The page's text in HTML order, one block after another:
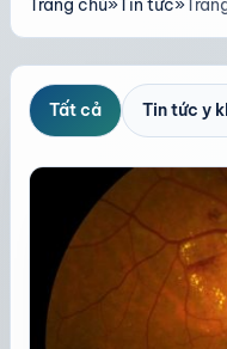
Tất cả Tin tức y